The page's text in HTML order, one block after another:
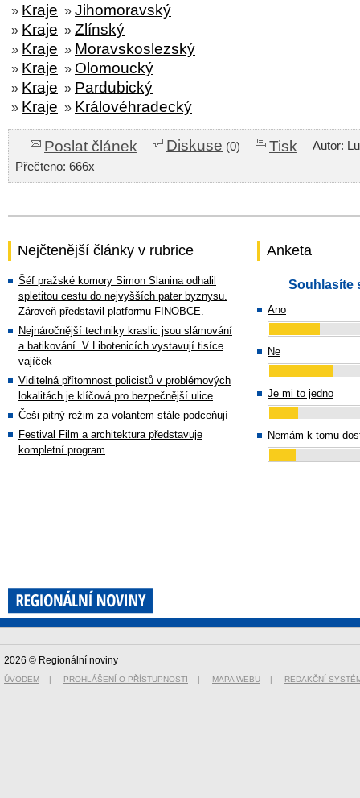
» Kraje » Jihomoravský
» Kraje » Zlínský
» Kraje » Moravskoslezský
» Kraje » Olomoucký
» Kraje » Pardubický
» Kraje » Královéhradecký
Poslat článek Diskuse (0) Tisk
Autor:
Přečteno: 666x
Nejčtenější články v rubrice
Šéf pražské komory Simon Slanina odhalil
spletitou cestu do nejvyšších pater byznysu.
Zároveň představil platformu FINOBCE.
Nejnáročnější techniky kraslic jsou slámování
a batikování. V Libotenicích vystavují tisíce
vajíček
Viditelná přítomnost policistů v problémových
lokalitách je klíčová pro bezpečnější ulice
Češi pitný režim za volantem stále podceňují
Festival Film a architektura představuje
kompletní program
Anketa
Souhlasíte
Ano
Ne
Je mi to jedno
Nemám k tomu
2026 © Regionální noviny
ÚVODEM | PROHLÁŠENÍ O PŘÍSTUPNOSTI | MAPA WEBU | REDAKČNÍ